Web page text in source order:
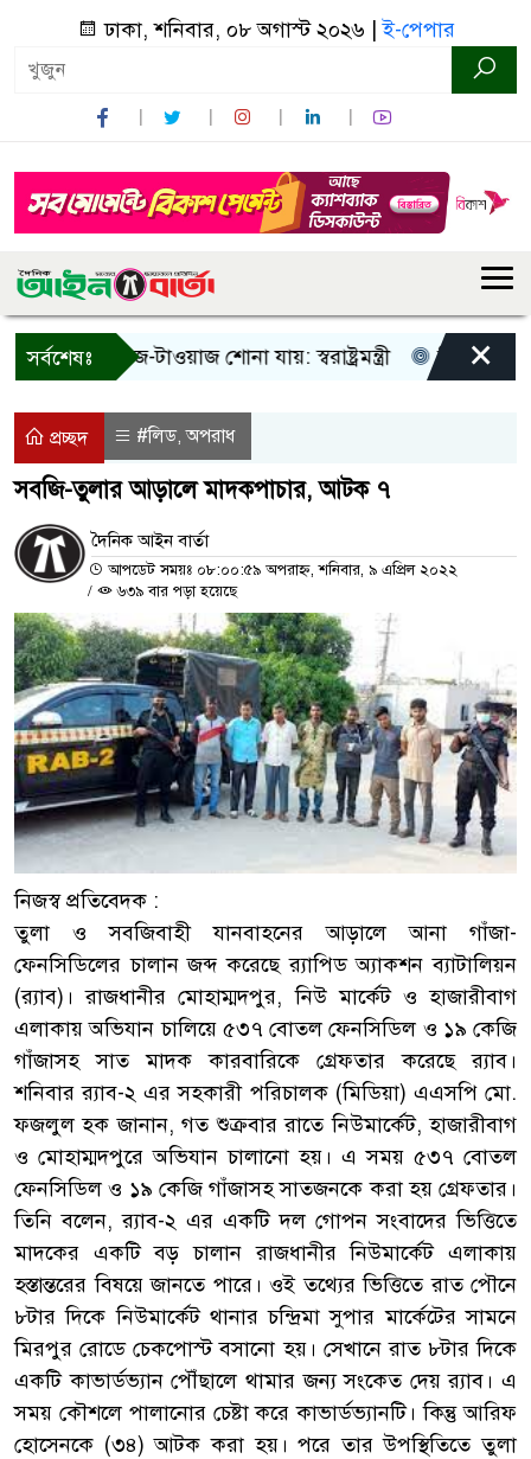
ঢাকা, শনিবার, ০৮ অগাস্ট ২০২৬ |ই-পেপার
সর্বশেষঃ
শুধু আওয়াজ-টাওয়াজ শোনা যায়: স্বরাষ্ট্রমন্ত্রী তিন দিনের
×
প্রচ্ছদ #লিড,অপরাধ
সবজি-তুলার আড়ালে মাদকপাচার, আটক ৭
দৈনিক আইন বার্তা
আপডেট সময়ঃ ০৮:০০:৫৯ অপরাহ্ন, শনিবার, ৯ এপ্রিল ২০২২
/
৬৩৯ বার পড়া হয়েছে
নিজস্ব প্রতিবেদক :
তুলা ও সবজিবাহী যানবাহনের আড়ালে আনা গাঁজা-
ফেনসিডিলের চালান জব্দ করেছে র‌্যাপিড অ্যাকশন ব্যাটালিয়ন
(র‌্যাব)। রাজধানীর মোহাম্মদপুর, নিউ মার্কেট ও হাজারীবাগ
এলাকায় অভিযান চালিয়ে ৫৩৭ বোতল ফেনসিডিল ও ১৯ কেজি
গাঁজাসহ সাত মাদক কারবারিকে গ্রেফতার করেছে র‌্যাব।
শনিবার র‌্যাব-২ এর সহকারী পরিচালক (মিডিয়া) এএসপি মো.
ফজলুল হক জানান, গত শুক্রবার রাতে নিউমার্কেট, হাজারীবাগ
ও মোহাম্মদপুরে অভিযান চালানো হয়। এ সময় ৫৩৭ বোতল
ফেনসিডিল ও ১৯ কেজি গাঁজাসহ সাতজনকে করা হয় গ্রেফতার।
তিনি বলেন, র‌্যাব-২ এর একটি দল গোপন সংবাদের ভিত্তিতে
মাদকের একটি বড় চালান রাজধানীর নিউমার্কেট এলাকায়
হস্তান্তরের বিষয়ে জানতে পারে। ওই তথ্যের ভিত্তিতে রাত পৌনে
৮টার দিকে নিউমার্কেট থানার চন্দ্রিমা সুপার মার্কেটের সামনে
মিরপুর রোডে চেকপোস্ট বসানো হয়। সেখানে রাত ৮টার দিকে
একটি কাভার্ডভ্যান পৌঁছালে থামার জন্য সংকেত দেয় র‌্যাব। এ
সময় কৌশলে পালানোর চেষ্টা করে কাভার্ডভ্যানটি। কিন্তু আরিফ
হোসেনকে (৩৪) আটক করা হয়। পরে তার উপস্থিতিতে তুলা